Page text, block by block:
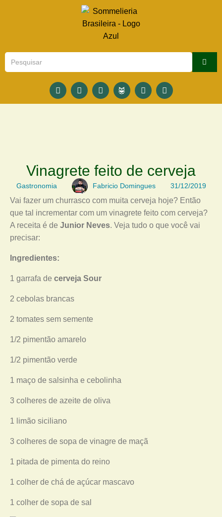
Vinagrete feito de cerveja
Gastronomia Fabricio Domingues 31/12/2019
Vai fazer um churrasco com muita cerveja hoje? Então
que tal incrementar com um vinagrete feito com cerveja?
A receita é de Junior Neves. Veja tudo o que você vai
precisar:
Ingredientes:
1 garrafa de cerveja Sour
2 cebolas brancas
2 tomates sem semente
1/2 pimentão amarelo
1/2 pimentão verde
1 maço de salsinha e cebolinha
3 colheres de azeite de oliva
1 limão siciliano
3 colheres de sopa de vinagre de maçã
1 pitada de pimenta do reino
1 colher de chá de açúcar mascavo
1 colher de sopa de sal